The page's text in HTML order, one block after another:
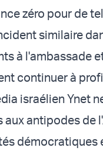
zéro pour de
similaire
à l'ambassade
continuer à
israélien Ynet
aux antipodes de
démocratiques